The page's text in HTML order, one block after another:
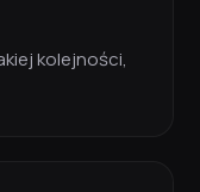
kolejności,